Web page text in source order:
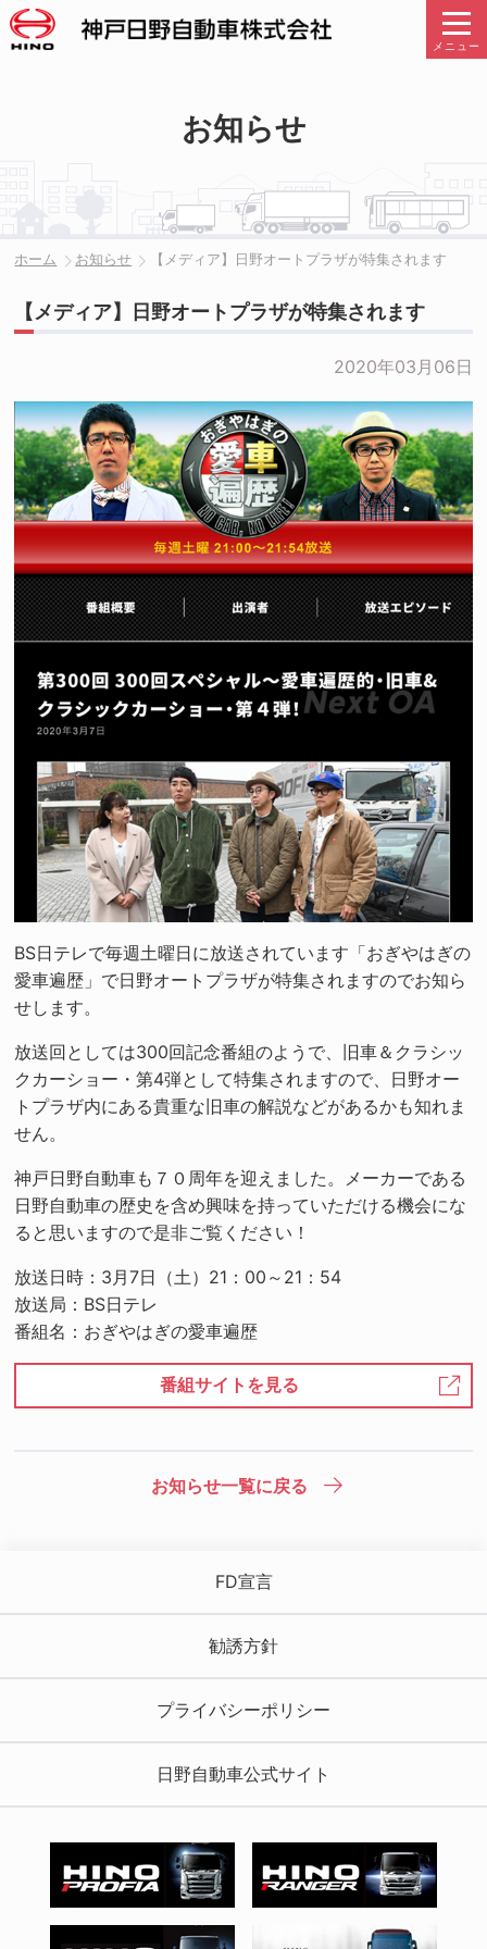
メニュー
お知らせ
ホーム お知らせ 【メディア】日野オートプラザが特集されます
【メディア】日野オートプラザが特集されます
2020年03月06日
BS日テレで毎週土曜日に放送されています「おぎやはぎの
愛車遍歴」で日野オートプラザが特集されますのでお知ら
せします。
放送回としては300回記念番組のようで、旧車＆クラシッ
クカーショー・第4弾として特集されますので、日野オー
トプラザ内にある貴重な旧車の解説などがあるかも知れま
せん。
神戸日野自動車も７０周年を迎えました。メーカーである
日野自動車の歴史を含め興味を持っていただける機会にな
ると思いますので是非ご覧ください！
放送日時：3月7日（土）21：00～21：54
放送局：BS日テレ
番組名：おぎやはぎの愛車遍歴
番組サイトを見る
お知らせ一覧に戻る
FD宣言
勧誘方針
プライバシーポリシー
日野自動車公式サイト